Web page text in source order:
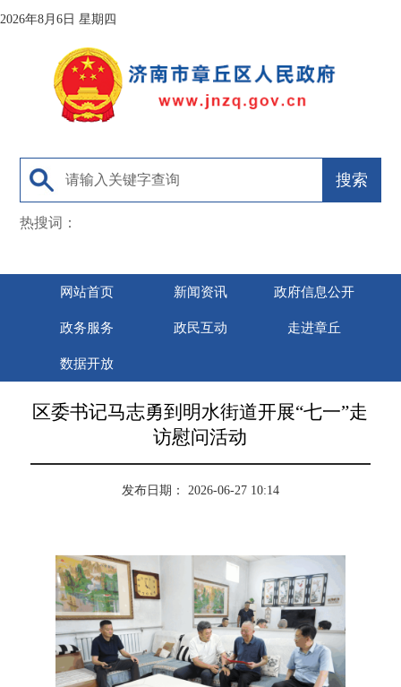
2026年8月6日 星期四
热搜词：
网站首页 新闻资讯 政府信息公开
政务服务 政民互动 走进章丘
数据开放
区委书记马志勇到明水街道开展“七一”走
访慰问活动
发布日期： 2026-06-27 10:14